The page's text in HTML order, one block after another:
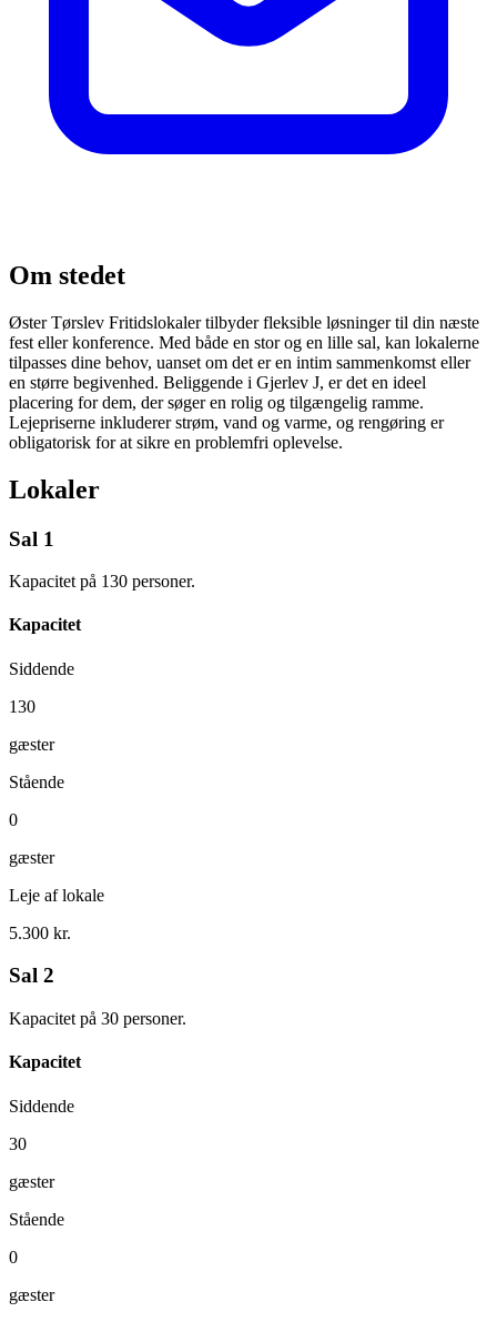
Om stedet
Øster Tørslev Fritidslokaler tilbyder fleksible løsninger til din næste
fest eller konference. Med både en stor og en lille sal, kan lokalerne
tilpasses dine behov, uanset om det er en intim sammenkomst eller
en større begivenhed. Beliggende i Gjerlev J, er det en ideel
placering for dem, der søger en rolig og tilgængelig ramme.
Lejepriserne inkluderer strøm, vand og varme, og rengøring er
obligatorisk for at sikre en problemfri oplevelse.
Lokaler
Sal 1
Kapacitet på 130 personer.
Kapacitet
Siddende
130
gæster
Stående
0
gæster
Leje af lokale
5.300 kr.
Sal 2
Kapacitet på 30 personer.
Kapacitet
Siddende
30
gæster
Stående
0
gæster